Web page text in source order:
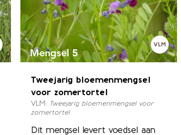
Mengsel 5
Tweejarig bloemenmengsel
voor zomertortel
VLM; Tweejarig bloemenmengsel voor
zomertortel
Dit mengsel levert voedsel aan